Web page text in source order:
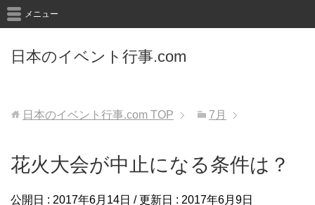
日本のイベント行事.com
メニュー
日本のイベント行事.com TOP 7月
花火大会が中止になる条件は？
公開日 : 2017年6月14日 / 更新日 : 2017年6月9日